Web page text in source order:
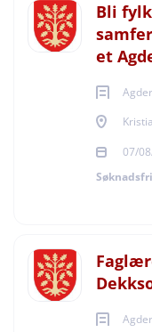
Bli
et
07/